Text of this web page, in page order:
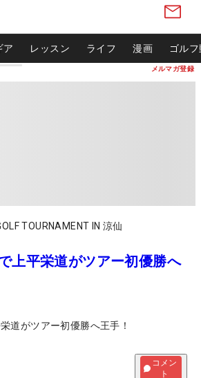
メルマガ登録
ア レッスン ライフ 漫画 ゴル
TOURNAMENT IN 涼仙
上平栄道がツアー初優勝へ
道がツアー初優勝へ王手！
コメン
ト